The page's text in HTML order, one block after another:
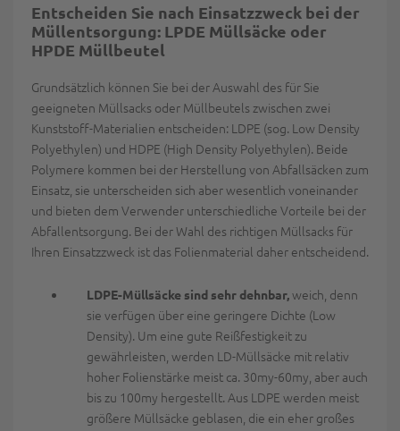
Entscheiden Sie nach Einsatzzweck bei der
Müllentsorgung: LPDE Müllsäcke oder
HPDE Müllbeutel
Grundsätzlich können Sie bei der Auswahl des für Sie
geeigneten Müllsacks oder Müllbeutels zwischen zwei
Kunststoff-Materialien entscheiden: LDPE (sog. Low Density
Polyethylen) und HDPE (High Density Polyethylen). Beide
Polymere kommen bei der Herstellung von Abfallsäcken zum
Einsatz, sie unterscheiden sich aber wesentlich voneinander
und bieten dem Verwender unterschiedliche Vorteile bei der
Abfallentsorgung. Bei der Wahl des richtigen Müllsacks für
Ihren Einsatzzweck ist das Folienmaterial daher entscheidend.
LDPE-Müllsäcke sind sehr dehnbar, weich, denn
sie verfügen über eine geringere Dichte (Low
Density). Um eine gute Reißfestigkeit zu
gewährleisten, werden LD-Müllsäcke mit relativ
hoher Folienstärke meist ca. 30my-60my, aber auch
bis zu 100my hergestellt. Aus LDPE werden meist
größere Müllsäcke geblasen, die ein eher großes